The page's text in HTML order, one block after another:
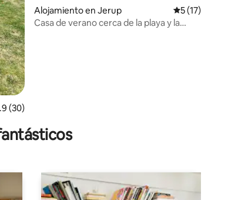
promedio: 4.9 de 5, 30 reseñas
(30)
Alojamiento en Jerup Calificación
5 (17)
Casa de verano cerca de la playa y la